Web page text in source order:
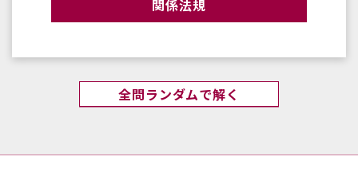
関係法規
全問ランダムで解く